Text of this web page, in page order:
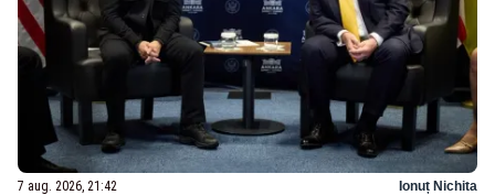
7 aug. 2026, 21:42 Ionuț Nichita